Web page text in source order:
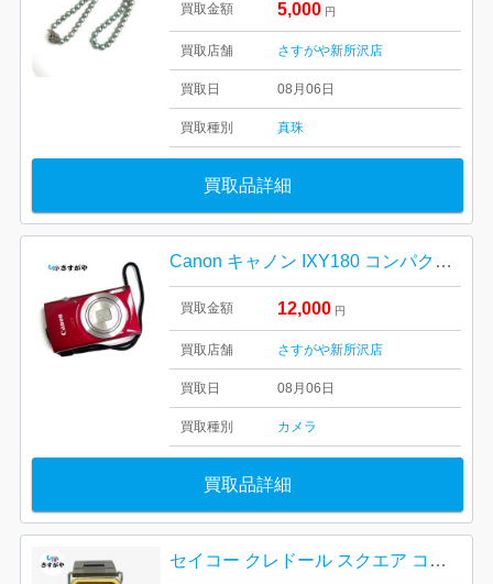
買取金額 5,000 円
買取店舗 さすがや新所沢店
買取日 08月06日
買取種別 真珠
買取品詳細
Canon キャノン IXY180 コンパクト デジタルカメラ
買取金額 12,000 円
買取店舗 さすがや新所沢店
買取日 08月06日
買取種別 カメラ
買取品詳細
セイコー クレドール スクエア コンビ クォーツ